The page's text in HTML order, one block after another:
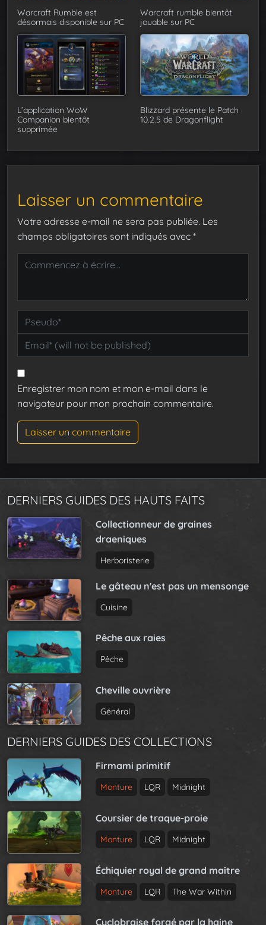
Warcraft Rumble est
désormais disponible sur PC
Warcraft rumble bientôt
jouable sur PC
L’application WoW
Companion bientôt
supprimée
Blizzard présente le Patch
10.2.5 de Dragonflight
Laisser un commentaire
Votre adresse e-mail ne sera pas publiée. Les
champs obligatoires sont indiqués avec *
Enregistrer mon nom et mon e-mail dans le
navigateur pour mon prochain commentaire.
DERNIERS GUIDES DES HAUTS FAITS
Collectionneur de graines
draeniques
Herboristerie
Le gâteau n'est pas un mensonge
Cuisine
Pêche aux raies
Pêche
Cheville ouvrière
Général
DERNIERS GUIDES DES COLLECTIONS
Firmami primitif
Monture LQR Midnight
Coursier de traque-proie
Monture LQR Midnight
Échiquier royal de grand maître
Monture LQR The War Within
Cyclobraise forgé par la haine